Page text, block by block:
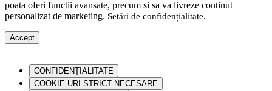
poata oferi functii avansate, precum si sa va livreze continut
personalizat de marketing. Setări de confidențialitate.
Accept
CONFIDENȚIALITATE
COOKIE-URI STRICT NECESARE